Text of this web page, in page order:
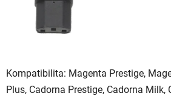
Kompatibilita: Magenta Prestige,
Plus, Cadorna Prestige, Cadorna Milk,